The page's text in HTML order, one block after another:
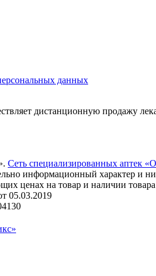
данных
дистанционную продажу
Сеть специализированных аптек
информационный характер и
ценах на товар и наличии
05.03.2019